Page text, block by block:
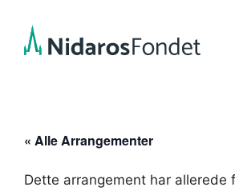
innhold
« Alle Arrangementer
Dette arrangement har allerede